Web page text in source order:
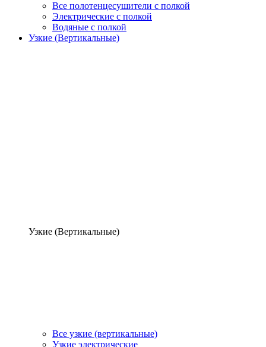
Все полотенцесушители с полкой
Электрические с полкой
Водяные с полкой
Узкие (Вертикальные)
Узкие (Вертикальные)
Все узкие (вертикальные)
Узкие электрические